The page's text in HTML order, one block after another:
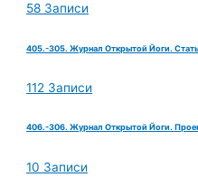
58 Записи
405.-305. Журнал Открытой Йоги.
112 Записи
406.-306. Журнал Открытой Йоги.
10 Записи